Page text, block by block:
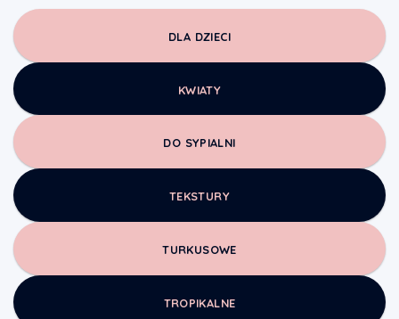
DLA DZIECI
KWIATY
DO SYPIALNI
TEKSTURY
TURKUSOWE
TROPIKALNE